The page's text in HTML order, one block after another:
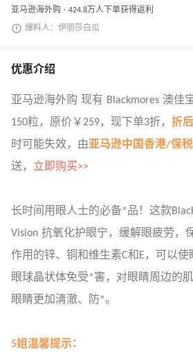
亚马逊海外购 · 424.8万人下单获得返利
爆料人：伊丽莎白瓜
优惠介绍
亚马逊海外购 现有 Blackmores 澳佳
150粒，原价￥259，现下单3折， 折
时可能失效，由亚马逊中国香港/保
送， 立即购买>>
长时间用眼人士的必备*品！这款
Vision 抗氧化护眼宁，缓解眼疲劳，
作用的锌、铜和维生素C和E，可以
眼球晶状体免受*害，对眼睛周边的
眼睛更加清澈、防*。
5姐温馨提示：